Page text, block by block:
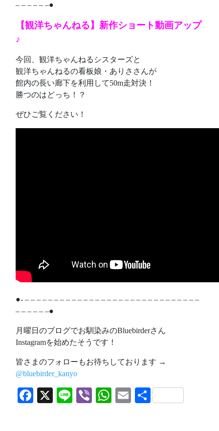
– – – – – –●
【観洋ちゃんねる】新作ショート動画アップ
♪
今回、観洋ちゃんねるシスターズと
観洋ちゃんねるの看板娘・ありささんが
館内の長い廊下を利用して50m走対決！
勝つのはどっち！？
ぜひご覧ください！
●- – – – – – – – – – – – – – – – – – – – – – – – – – – – – – –
– – – – – –●
月曜日のブログでお馴染みのBluebirderさん
Instagramを始めたそうです！
皆さまのフォローもお待ちしております →
@bluebirder_kanyo
Facebook
X LineViberWhatsApp
Email
共